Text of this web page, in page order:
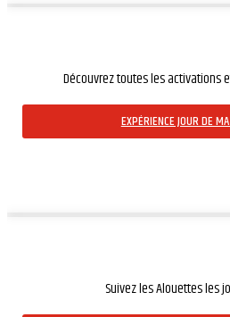
Découvrez toutes les activations
EXPÉRIENCE JOUR DE
Suivez les Alouettes les